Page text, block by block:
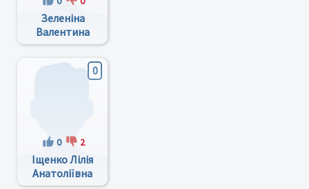
Зеленіна
Валентина
Федорівна
0
0 2
Іщенко Лілія
Анатоліївна